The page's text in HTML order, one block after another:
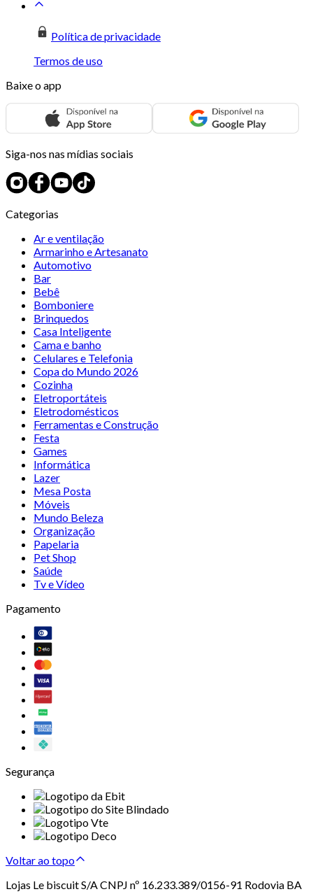
Política de privacidade
Termos de uso
Baixe o app
Siga-nos nas mídias sociais
Categorias
Ar e ventilação
Armarinho e Artesanato
Automotivo
Bar
Bebê
Bomboniere
Brinquedos
Casa Inteligente
Cama e banho
Celulares e Telefonia
Copa do Mundo 2026
Cozinha
Eletroportáteis
Eletrodomésticos
Ferramentas e Construção
Festa
Games
Informática
Lazer
Mesa Posta
Móveis
Mundo Beleza
Organização
Papelaria
Pet Shop
Saúde
Tv e Vídeo
Pagamento
Segurança
Voltar ao topo
Lojas Le biscuit S/A CNPJ nº 16.233.389/0156-91 Rodovia BA